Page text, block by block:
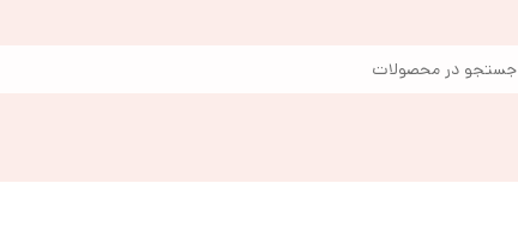
جستجو در محصولات